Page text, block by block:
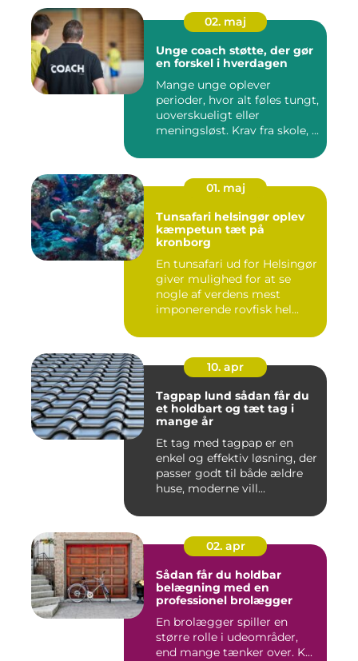
02. maj
Unge coach støtte, der gør
en forskel i hverdagen
Mange unge oplever
perioder, hvor alt føles tungt,
uoverskueligt eller
meningsløst. Krav fra skole, ...
01. maj
Tunsafari helsingør oplev
kæmpetun tæt på
kronborg
En tunsafari ud for Helsingør
giver mulighed for at se
nogle af verdens mest
imponerende rovfisk hel...
10. apr
Tagpap lund sådan får du
et holdbart og tæt tag i
mange år
Et tag med tagpap er en
enkel og effektiv løsning, der
passer godt til både ældre
huse, moderne vill...
02. apr
Sådan får du holdbar
belægning med en
professionel brolægger
En brolægger spiller en
større rolle i udeområder,
end mange tænker over. K...